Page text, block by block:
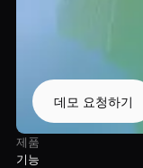
데모 요청하기
제품
기능